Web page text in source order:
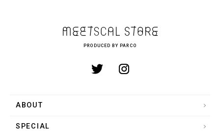
PRODUCED BY PARCO
ABOUT
SPECIAL